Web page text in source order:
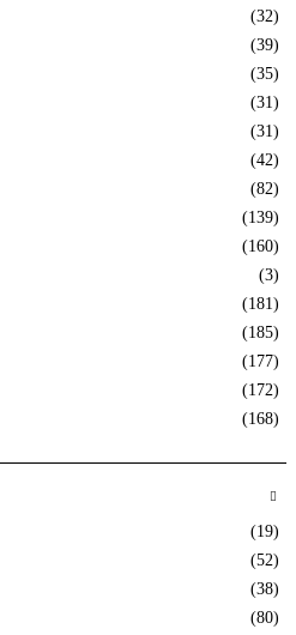
(32)
(39)
(35)
(31)
(31)
(42)
(82)
(139)
(160)
(3)
(181)
(185)
(177)
(172)
(168)
(19)
(52)
(38)
(80)